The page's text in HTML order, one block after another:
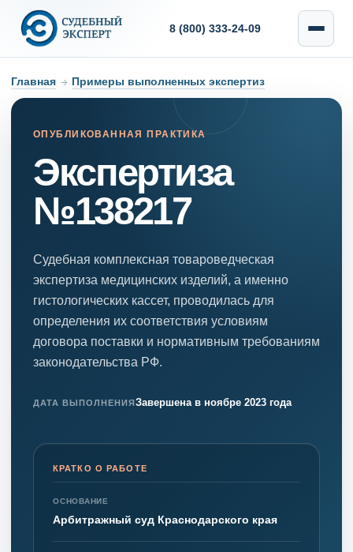
8 (800) 333-24-09
Главная → Примеры выполненных экспертиз
ОПУБЛИКОВАННАЯ ПРАКТИКА
Экспертиза
№138217
Судебная комплексная товароведческая
экспертиза медицинских изделий, а именно
гистологических кассет, проводилась для
определения их соответствия условиям
договора поставки и нормативным требованиям
законодательства РФ.
ДАТА ВЫПОЛНЕНИЯЗавершена в ноябре 2023 года
КРАТКО О РАБОТЕ
ОСНОВАНИЕ
Арбитражный суд Краснодарского края